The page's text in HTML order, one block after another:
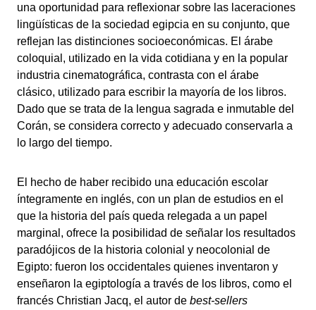
una oportunidad para reflexionar sobre las laceraciones
lingüísticas de la sociedad egipcia en su conjunto, que
reflejan las distinciones socioeconómicas. El árabe
coloquial, utilizado en la vida cotidiana y en la popular
industria cinematográfica, contrasta con el árabe
clásico, utilizado para escribir la mayoría de los libros.
Dado que se trata de la lengua sagrada e inmutable del
Corán, se considera correcto y adecuado conservarla a
lo largo del tiempo.
El hecho de haber recibido una educación escolar
íntegramente en inglés, con un plan de estudios en el
que la historia del país queda relegada a un papel
marginal, ofrece la posibilidad de señalar los resultados
paradójicos de la historia colonial y neocolonial de
Egipto: fueron los occidentales quienes inventaron y
enseñaron la egiptología a través de los libros, como el
francés Christian Jacq, el autor de best-sellers